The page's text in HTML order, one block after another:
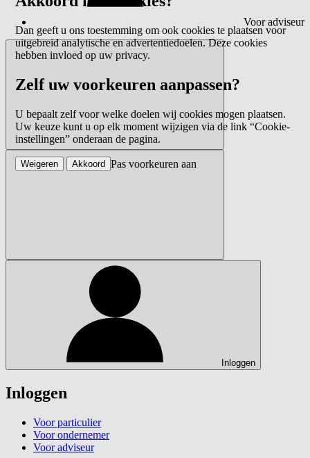
Voor adviseur
Inloggen
Inloggen
Voor particulier
Voor ondernemer
Voor adviseur
Dan geeft u ons toestemming om ook cookies te plaatsen voor
uitgebreid analytische en advertentiedoelen. Deze cookies
hebben invloed op uw privacy.
Zelf uw voorkeuren aanpassen?
U bepaalt zelf voor welke doelen wij cookies mogen plaatsen.
Uw keuze kunt u op elk moment wijzigen via de link “Cookie-
instellingen” onderaan de pagina.
Pas voorkeuren aan
Weigeren Akkoord